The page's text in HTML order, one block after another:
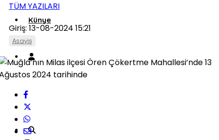
Künye
TÜM YAZILARI
Giriş: 13-08-2024 15:21
Asayiş